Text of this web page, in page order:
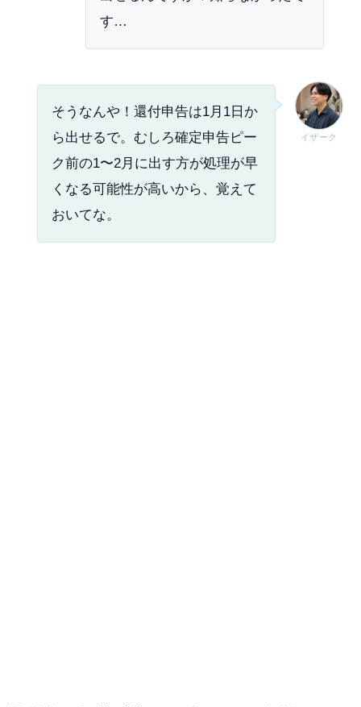
す…
イザーク
そうなんや！還付申告は1月1日か
ら出せるで。むしろ確定申告ピー
ク前の1〜2月に出す方が処理が早
くなる可能性が高いから、覚えて
おいてな。